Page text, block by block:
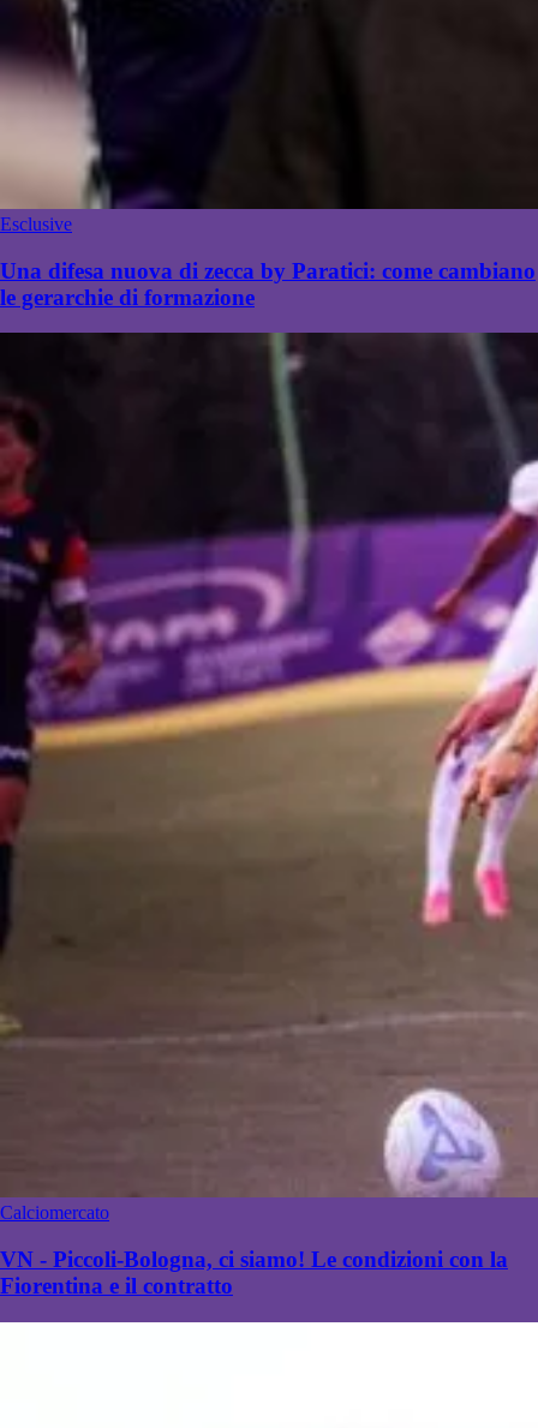
Esclusive
Una difesa nuova di zecca by Paratici: come cambiano
le gerarchie di formazione
Calciomercato
VN - Piccoli-Bologna, ci siamo! Le condizioni con la
Fiorentina e il contratto